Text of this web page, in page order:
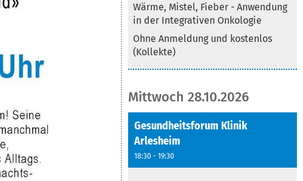
Wärme, Mistel, Fieber - Anwendung
in der Integrativen Onkologie
Ohne Anmeldung und kostenlos
(Kollekte)
Mittwoch 28.10.2026
Gesundheitsforum Klinik
Arlesheim
18:30 - 19:30